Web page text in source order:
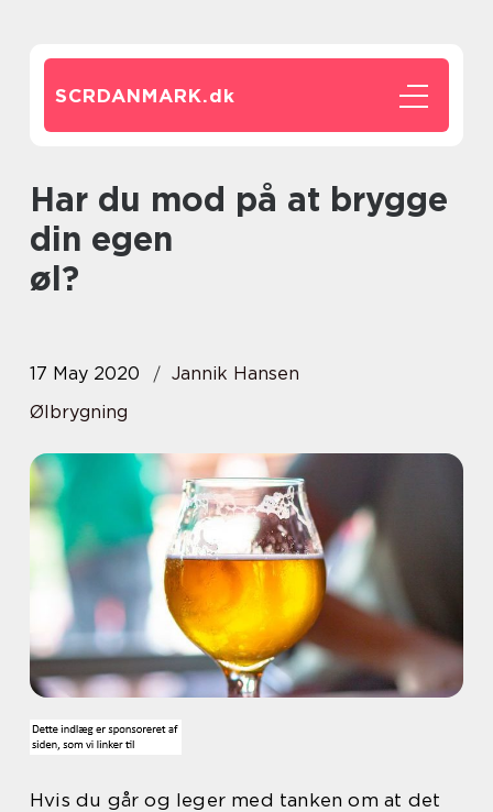
SCRDANMARK.dk
Har du mod på at brygge
din egen
øl?
17 May 2020
Jannik Hansen
Ølbrygning
Hvis du går og leger med tanken om at det